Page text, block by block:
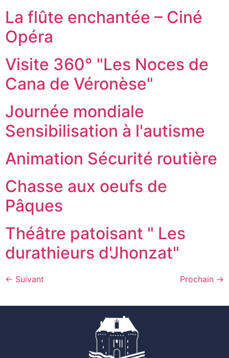
La flûte enchantée – Ciné
Opéra
Visite 360° "Les Noces de
Cana de Véronèse"
Journée mondiale
Sensibilisation à l'autisme
Animation Sécurité routière
Chasse aux oeufs de
Pâques
Théâtre patoisant " Les
durathieurs d'Jhonzat"
← Suivant Prochain →